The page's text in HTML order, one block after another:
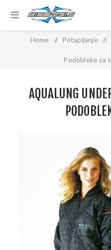
Home / Potapljanje /
Podobleke za
AQUALUNG